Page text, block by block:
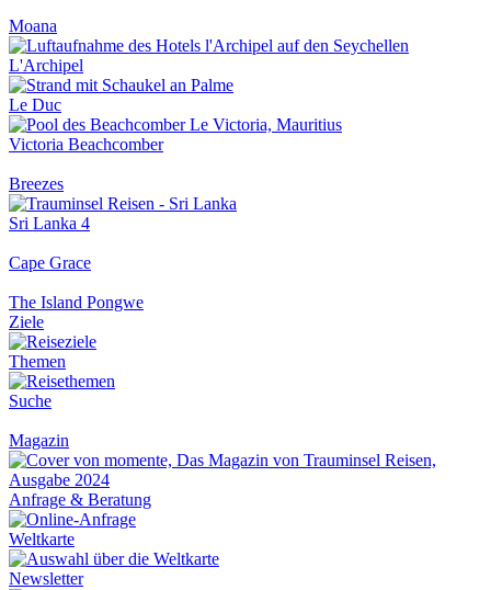
Moana
L'Archipel
Le Duc
Victoria Beachcomber
Breezes
Sri Lanka 4
Cape Grace
The Island Pongwe
Ziele
Themen
Suche
Magazin
Anfrage & Beratung
Weltkarte
Newsletter